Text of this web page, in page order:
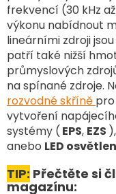
frekvencí (30 kHz
výkonu nabídnout
lineárními zdroji
patří také nižší
průmyslových
na spínané zdroje.
rozvodné skříně
vytvoření
systémy ( EPS, EZS
anebo LED
TIP: Přečtěte si
magazínu: